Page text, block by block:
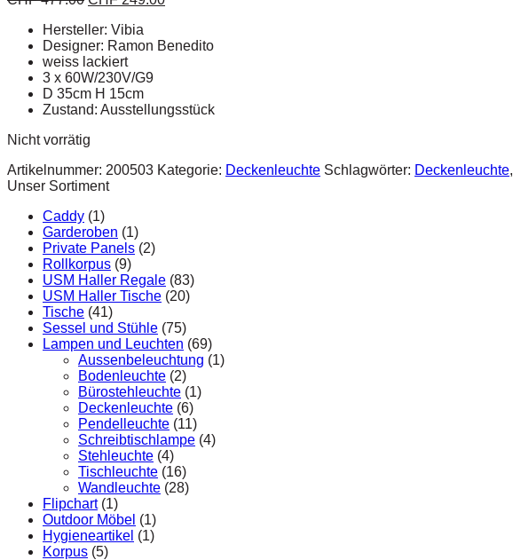
Hersteller: Vibia
Designer: Ramon Benedito
weiss lackiert
3 x 60W/230V/G9
D 35cm H 15cm
Zustand: Ausstellungsstück
Nicht vorrätig
Artikelnummer: 200503 Kategorie: Deckenleuchte Schlagwörter: Deckenleuchte,
Unser Sortiment
Caddy (1)
Garderoben (1)
Private Panels (2)
Rollkorpus (9)
USM Haller Regale (83)
USM Haller Tische (20)
Tische (41)
Sessel und Stühle (75)
Lampen und Leuchten (69)
Aussenbeleuchtung (1)
Bodenleuchte (2)
Bürostehleuchte (1)
Deckenleuchte (6)
Pendelleuchte (11)
Schreibtischlampe (4)
Stehleuchte (4)
Tischleuchte (16)
Wandleuchte (28)
Flipchart (1)
Outdoor Möbel (1)
Hygieneartikel (1)
Korpus (5)